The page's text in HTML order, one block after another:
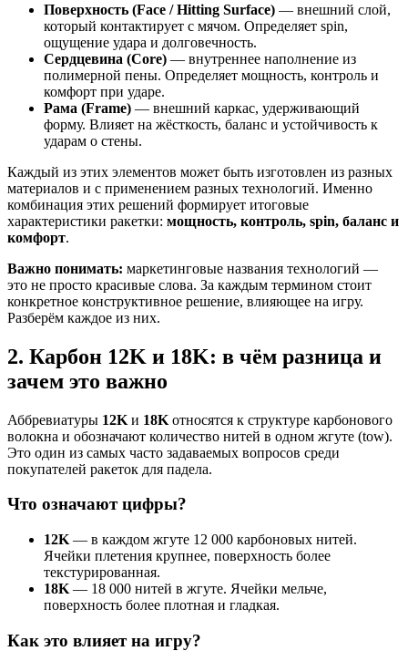
Поверхность (Face / Hitting Surface) — внешний слой,
который контактирует с мячом. Определяет spin,
ощущение удара и долговечность.
Сердцевина (Core) — внутреннее наполнение из
полимерной пены. Определяет мощность, контроль и
комфорт при ударе.
Рама (Frame) — внешний каркас, удерживающий
форму. Влияет на жёсткость, баланс и устойчивость к
ударам о стены.
Каждый из этих элементов может быть изготовлен из разных
материалов и с применением разных технологий. Именно
комбинация этих решений формирует итоговые
характеристики ракетки: мощность, контроль, spin, баланс и
комфорт.
Важно понимать: маркетинговые названия технологий —
это не просто красивые слова. За каждым термином стоит
конкретное конструктивное решение, влияющее на игру.
Разберём каждое из них.
2. Карбон 12K и 18K: в чём разница и
зачем это важно
Аббревиатуры 12K и 18K относятся к структуре карбонового
волокна и обозначают количество нитей в одном жгуте (tow).
Это один из самых часто задаваемых вопросов среди
покупателей ракеток для падела.
Что означают цифры?
12K — в каждом жгуте 12 000 карбоновых нитей.
Ячейки плетения крупнее, поверхность более
текстурированная.
18K — 18 000 нитей в жгуте. Ячейки мельче,
поверхность более плотная и гладкая.
Как это влияет на игру?